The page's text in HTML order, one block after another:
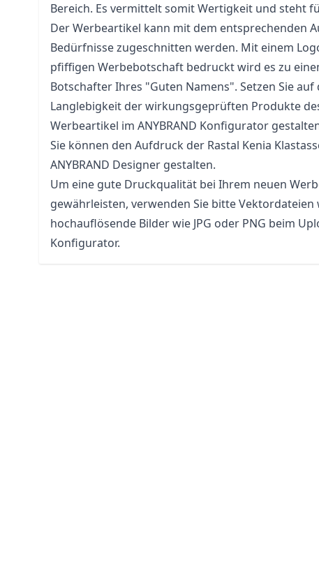
Bereich. Es vermittelt somit Wertigkeit und steht
Der Werbeartikel kann mit dem entsprechenden
Bedürfnisse zugeschnitten werden. Mit einem
pfiffigen Werbebotschaft bedruckt wird es zu
Botschafter Ihres "Guten Namens". Setzen Sie
Langlebigkeit der wirkungsgeprüften Produkte
Werbeartikel im ANYBRAND Konfigurator
Sie können den Aufdruck der Rastal Kenia
ANYBRAND Designer gestalten.
Um eine gute Druckqualität bei Ihrem neuen
gewährleisten, verwenden Sie bitte Vektordateien
hochauflösende Bilder wie JPG oder PNG beim
Konfigurator.